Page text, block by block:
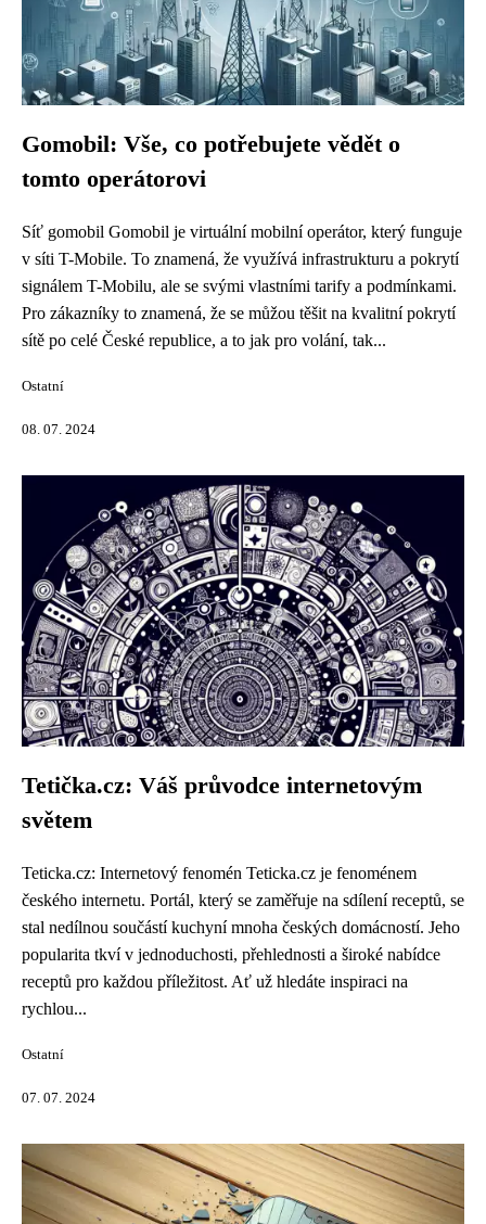
Gomobil: Vše, co potřebujete vědět o
tomto operátorovi
Síť gomobil Gomobil je virtuální mobilní operátor, který funguje
v síti T-Mobile. To znamená, že využívá infrastrukturu a pokrytí
signálem T-Mobilu, ale se svými vlastními tarify a podmínkami.
Pro zákazníky to znamená, že se můžou těšit na kvalitní pokrytí
sítě po celé České republice, a to jak pro volání, tak...
Ostatní
08. 07. 2024
Tetička.cz: Váš průvodce internetovým
světem
Teticka.cz: Internetový fenomén Teticka.cz je fenoménem
českého internetu. Portál, který se zaměřuje na sdílení receptů, se
stal nedílnou součástí kuchyní mnoha českých domácností. Jeho
popularita tkví v jednoduchosti, přehlednosti a široké nabídce
receptů pro každou příležitost. Ať už hledáte inspiraci na
rychlou...
Ostatní
07. 07. 2024